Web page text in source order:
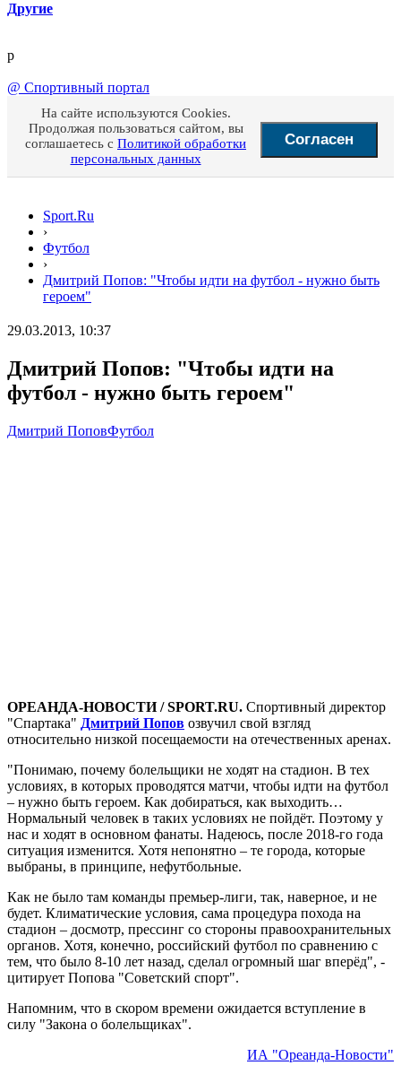
Другие
p
@ Спортивный портал
На сайте используются Cookies.
Продолжая пользоваться сайтом, вы
соглашаетесь с Политикой обработки
персональных данных
Согласен
Sport.Ru
›
Футбол
›
Дмитрий Попов: "Чтобы идти на футбол - нужно быть
героем"
29.03.2013, 10:37
Дмитрий Попов: "Чтобы идти на
футбол - нужно быть героем"
Дмитрий ПоповФутбол
ОРЕАНДА-НОВОСТИ / SPORT.RU. Спортивный директор
"Спартака" Дмитрий Попов озвучил свой взгляд
относительно низкой посещаемости на отечественных аренах.
"Понимаю, почему болельщики не ходят на стадион. В тех
условиях, в которых проводятся матчи, чтобы идти на футбол
– нужно быть героем. Как добираться, как выходить…
Нормальный человек в таких условиях не пойдёт. Поэтому у
нас и ходят в основном фанаты. Надеюсь, после 2018-го года
ситуация изменится. Хотя непонятно – те города, которые
выбраны, в принципе, нефутбольные.
Как не было там команды премьер-лиги, так, наверное, и не
будет. Климатические условия, сама процедура похода на
стадион – досмотр, прессинг со стороны правоохранительных
органов. Хотя, конечно, российский футбол по сравнению с
тем, что было 8-10 лет назад, сделал огромный шаг вперёд", -
цитирует Попова "Советский спорт".
Напомним, что в скором времени ожидается вступление в
силу "Закона о болельщиках".
ИА "Ореанда-Новости"